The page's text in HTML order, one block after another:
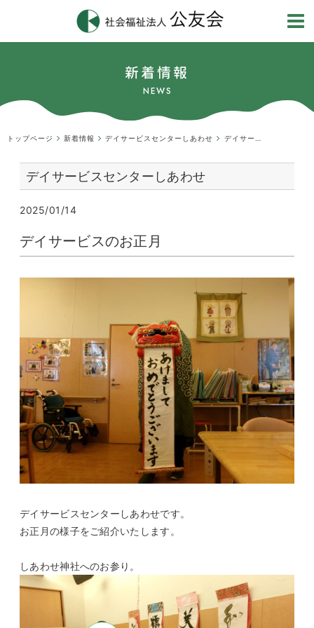
新着情報
NEWS
トップページ 新着情報 デイサービスセンターしあわせ
デイサービスセンターしあわせ
2025/01/14
デイサービスのお正月
デイサービスセンターしあわせです。
お正月の様子をご紹介いたします。
しあわせ神社へのお参り。